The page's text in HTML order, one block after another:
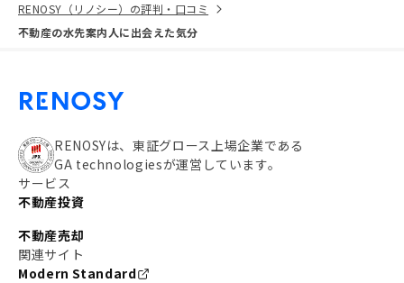
RENOSY（リノシー）の評判・口コミ
不動産の水先案内人に出会えた気分
RENOSYは、東証グロース上場企業である
GA technologiesが運営しています。
サービス
不動産投資
不動産売却
関連サイト
Modern Standard